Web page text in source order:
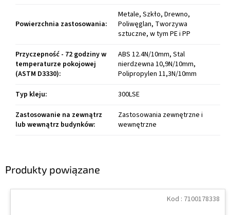
Produkty powiązane
Kod : 7100178338
Powierzchnia zastosowania:
Metale, Szkło, Drewno,
Poliwęglan, Tworzywa
sztuczne, w tym PE i PP
Przyczepność - 72 godziny w
temperaturze pokojowej
(ASTM D3330):
ABS 12.4N/10mm, Stal
nierdzewna 10,9N/10mm,
Polipropylen 11,3N/10mm
Typ kleju:
300LSE
Zastosowanie na zewnątrz
lub wewnątrz budynków:
Zastosowania zewnętrzne i
wewnętrzne